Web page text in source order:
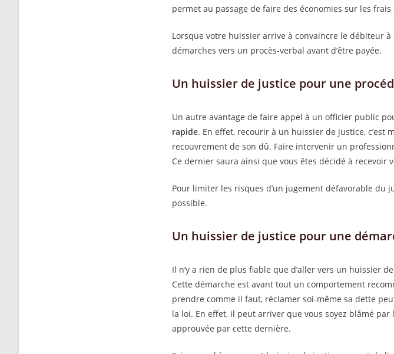
permet au passage de faire des économies sur les
Lorsque votre huissier arrive à convaincre le débiteur
démarches vers un procès-verbal avant d’être payée.
Un huissier de justice pour une
Un autre avantage de faire appel à un officier public
rapide. En effet, recourir à un huissier de justice,
recouvrement de son dû. Faire intervenir un
Ce dernier saura ainsi que vous êtes décidé à recevoir
Pour limiter les risques d’un jugement défavorable du
possible.
Un huissier de justice pour une
Il n’y a rien de plus fiable que d’aller vers un huissier
Cette démarche est avant tout un comportement
prendre comme il faut, réclamer soi-même sa dette
la loi. En effet, il peut arriver que vous soyez blâmé par
approuvée par cette dernière.